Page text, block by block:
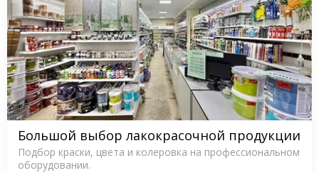
Большой выбор лакокрасочной продукции
Подбор краски, цвета и колеровка на профессиональном
оборудовании.